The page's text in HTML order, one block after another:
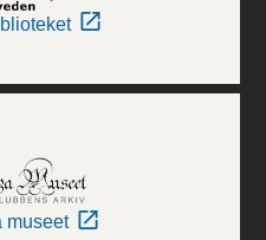
museet